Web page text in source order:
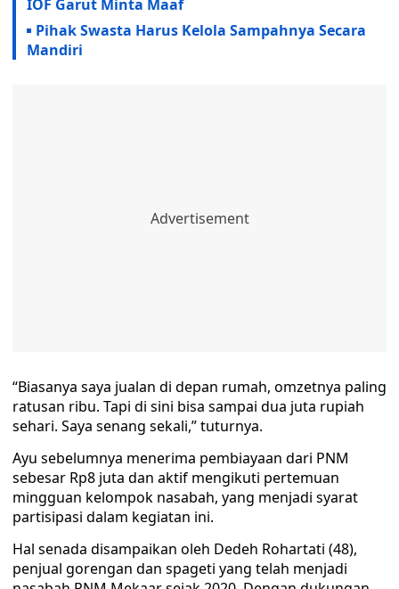
IOF Garut Minta Maaf
Pihak Swasta Harus Kelola Sampahnya Secara
Mandiri
“Biasanya saya jualan di depan rumah, omzetnya paling
ratusan ribu. Tapi di sini bisa sampai dua juta rupiah
sehari. Saya senang sekali,” tuturnya.
Ayu sebelumnya menerima pembiayaan dari PNM
sebesar Rp8 juta dan aktif mengikuti pertemuan
mingguan kelompok nasabah, yang menjadi syarat
partisipasi dalam kegiatan ini.
Hal senada disampaikan oleh Dedeh Rohartati (48),
penjual gorengan dan spageti yang telah menjadi